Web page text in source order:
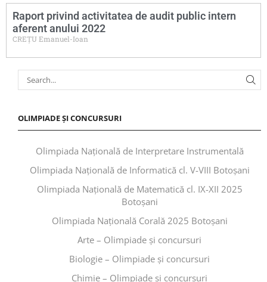
Raport privind activitatea de audit public intern
aferent anului 2022
CREȚU Emanuel-Ioan
OLIMPIADE ȘI CONCURSURI
Olimpiada Națională de Interpretare Instrumentală
Olimpiada Națională de Informatică cl. V-VIII Botoșani
Olimpiada Națională de Matematică cl. IX-XII 2025
Botoșani
Olimpiada Națională Corală 2025 Botoșani
Arte – Olimpiade și concursuri
Biologie – Olimpiade și concursuri
Chimie – Olimpiade și concursuri